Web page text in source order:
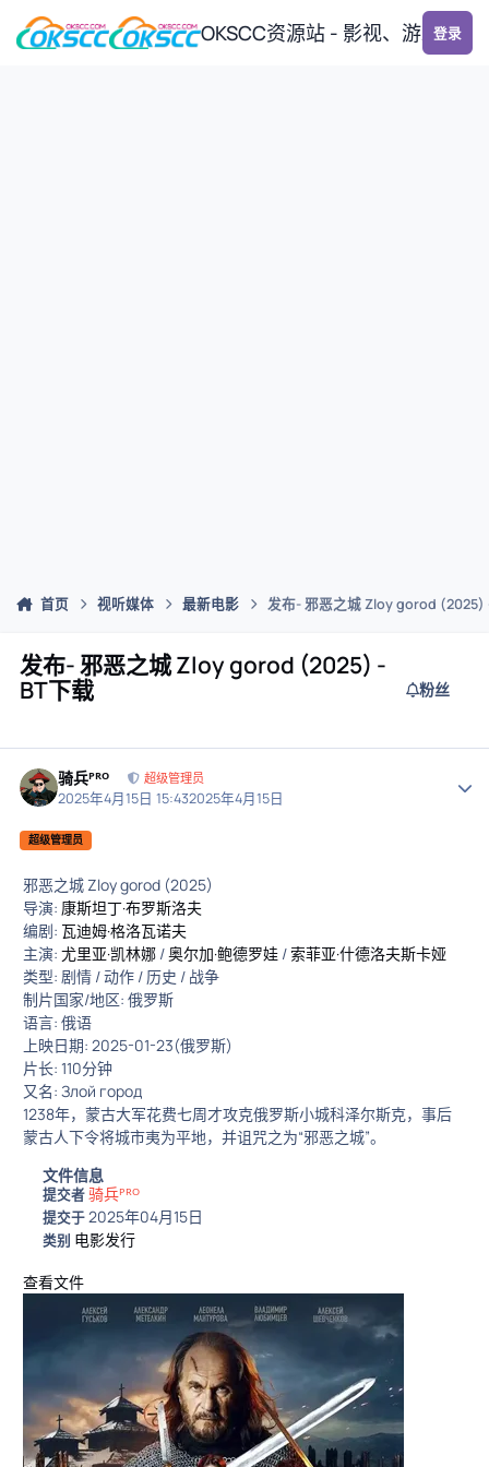
跳转到帖子
OKSCC资源站 - 影视、游戏、
登录
首页 视听媒体 最新电影 发布- 邪恶之城 Zloy gorod (2025)
发布- 邪恶之城 Zloy gorod (2025) -
BT下载
粉丝
骑兵ᴾᴿᴼ 超级管理员
2025年4月15日 15:432025年4月15日
超级管理员
邪恶之城 Zloy gorod (2025)
导演: 康斯坦丁·布罗斯洛夫
编剧: 瓦迪姆·格洛瓦诺夫
主演: 尤里亚·凯林娜 /奥尔加·鲍德罗娃 / 索菲亚·什德洛夫斯卡娅
类型: 剧情 / 动作 / 历史 / 战争
制片国家/地区: 俄罗斯
语言: 俄语
上映日期: 2025-01-23(俄罗斯)
片长: 110分钟
又名: Злой город
1238年，蒙古大军花费七周才攻克俄罗斯小城科泽尔斯克，事后
蒙古人下令将城市夷为平地，并诅咒之为“邪恶之城”。
文件信息
提交者骑兵ᴾᴿᴼ
提交于2025年04月15日
类别 电影发行
查看文件